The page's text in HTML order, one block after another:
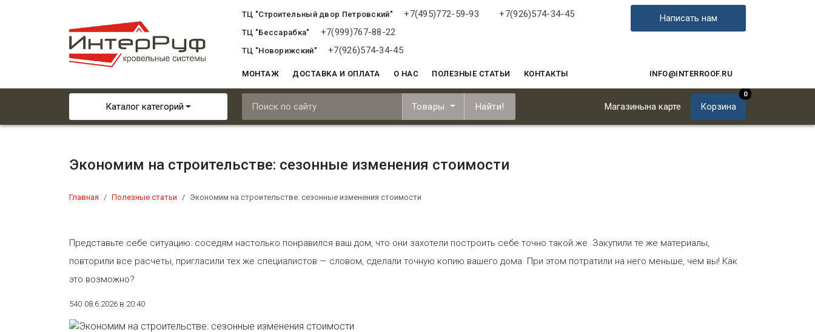
ТЦ "Строительный двор Петровский" +7(495)772-59-93 +7(926)574-34-45
ТЦ "Бессарабка" +7(999)767-88-22
ТЦ "Новорижский" +7(926)574-34-45
Написать нам
МОНТАЖ ДОСТАВКА И ОПЛАТА О НАС ПОЛЕЗНЫЕ СТАТЬИ КОНТАКТЫ INFO@INTERROOF.RU
Каталог категорий Товары Найти! Магазинына карте Корзина
0
Экономим на строительстве: сезонные изменения стоимости
Главная Полезные статьи Экономим на строительстве: сезонные изменения стоимости
Представьте себе ситуацию: соседям настолько понравился ваш дом, что они захотели построить себе точно такой же. Закупили те же материалы,
повторили все расчеты, пригласили тех же специалистов — словом, сделали точную копию вашего дома. При этом потратили на него меньше, чем вы! Как
это возможно?
540 08.6.2026 в 20:40